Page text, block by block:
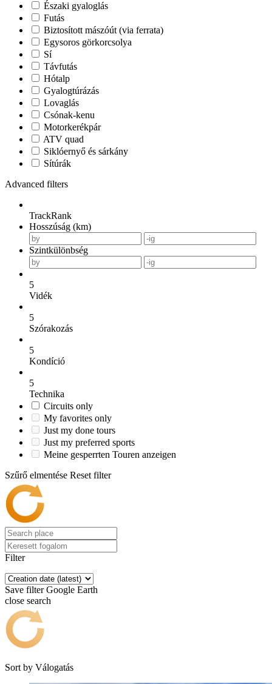
Északi gyaloglás
Futás
Biztosított mászóút (via ferrata)
Egysoros görkorcsolya
Sí
Távfutás
Hótalp
Gyalogtúrázás
Lovaglás
Csónak-kenu
Motorkerékpár
ATV quad
Siklóernyő és sárkány
Sítúrák
Advanced filters
TrackRank
Hosszúság (km)
Szintkülönbség
5
Vidék
5
Szórakozás
5
Kondíció
5
Technika
Circuits only
My favorites only
Just my done tours
Just my preferred sports
Meine gesperrten Touren anzeigen
Szűrő elmentése Reset filter
Filter
Save filter Google Earth
close search
Sort by Válogatás